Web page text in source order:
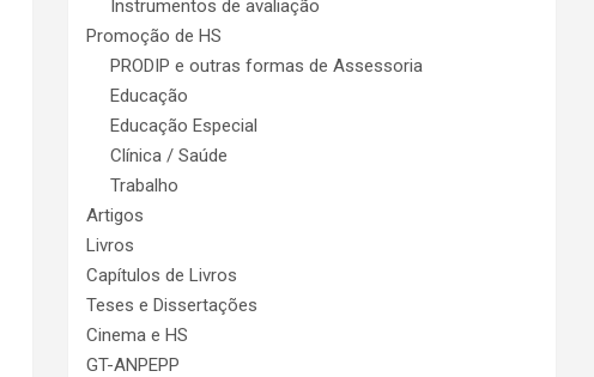
Instrumentos de avaliação
Promoção de HS
PRODIP e outras formas de Assessoria
Educação
Educação Especial
Clínica / Saúde
Trabalho
Artigos
Livros
Capítulos de Livros
Teses e Dissertações
Cinema e HS
GT-ANPEPP